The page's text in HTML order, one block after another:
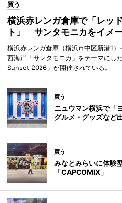
買う
横浜赤レンガ倉庫で「レッ
ト」 サンタモニカをイメ
横浜赤レンガ倉庫（横浜市中区新港1
西海岸「サンタモニカ」をテーマにし
Sunset 2026」が開催されている。
買う
ニュウマン横浜で「
グルメ・グッズなど
買う
みなとみらいに体験
「CAPCOMIX」